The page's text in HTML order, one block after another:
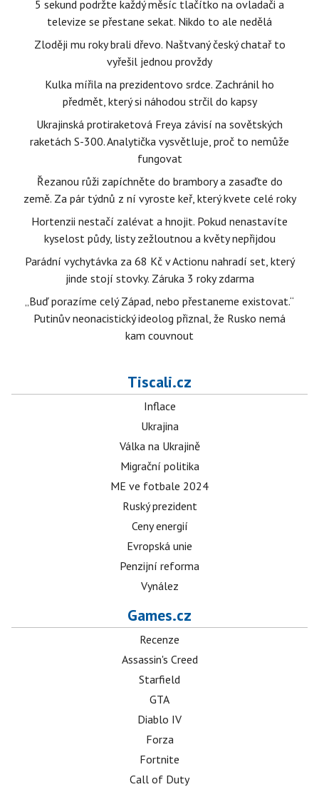
5 sekund podržte každý měsíc tlačítko na ovladači a
televize se přestane sekat. Nikdo to ale nedělá
Zloději mu roky brali dřevo. Naštvaný český chatař to
vyřešil jednou provždy
Kulka mířila na prezidentovo srdce. Zachránil ho
předmět, který si náhodou strčil do kapsy
Ukrajinská protiraketová Freya závisí na sovětských
raketách S-300. Analytička vysvětluje, proč to nemůže
fungovat
Řezanou růži zapíchněte do brambory a zasaďte do
země. Za pár týdnů z ní vyroste keř, který kvete celé roky
Hortenzii nestačí zalévat a hnojit. Pokud nenastavíte
kyselost půdy, listy zežloutnou a květy nepřijdou
Parádní vychytávka za 68 Kč v Actionu nahradí set, který
jinde stojí stovky. Záruka 3 roky zdarma
„Buď porazíme celý Západ, nebo přestaneme existovat.“
Putinův neonacistický ideolog přiznal, že Rusko nemá
kam couvnout
Tiscali.cz
Inflace
Ukrajina
Válka na Ukrajině
Migrační politika
ME ve fotbale 2024
Ruský prezident
Ceny energií
Evropská unie
Penzijní reforma
Vynález
Games.cz
Recenze
Assassin's Creed
Starfield
GTA
Diablo IV
Forza
Fortnite
Call of Duty